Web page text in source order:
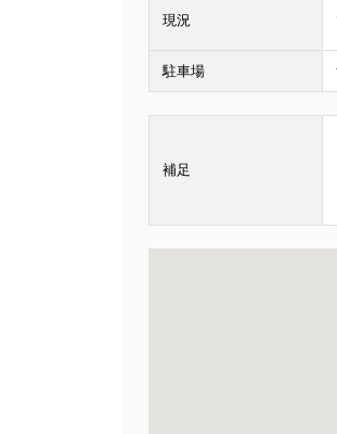
現況
駐車場
補足